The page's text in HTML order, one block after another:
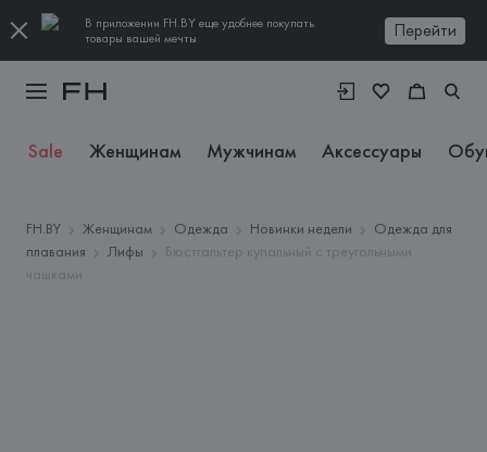
В приложении FH.BY еще удобнее покупать
товары вашей мечты
Перейти
Sale Женщинам Мужчинам Аксессуары
FH.BY Женщинам Одежда Новинки недели
Одежда для
плавания
Лифы
Бюстгальтер купальный с треугольными
чашками